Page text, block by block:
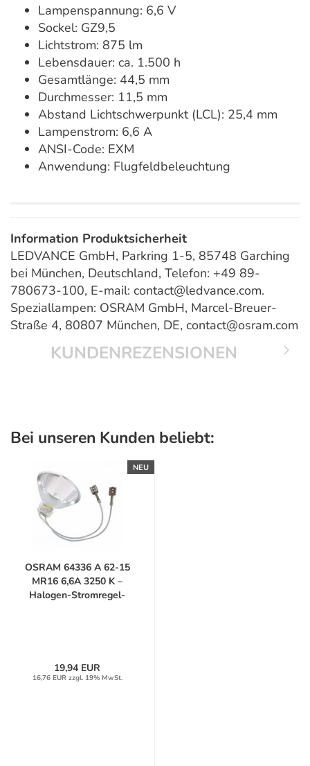
Lampenspannung: 6,6 V
Sockel: GZ9,5
Lichtstrom: 875 lm
Lebensdauer: ca. 1.500 h
Gesamtlänge: 44,5 mm
Durchmesser: 11,5 mm
Abstand Lichtschwerpunkt (LCL): 25,4 mm
Lampenstrom: 6,6 A
ANSI-Code: EXM
Anwendung: Flugfeldbeleuchtung
Information Produktsicherheit
LEDVANCE GmbH, Parkring 1-5, 85748 Garching
bei München, Deutschland, Telefon: +49 89-
780673-100, E-mail: contact@ledvance.com.
Speziallampen: OSRAM GmbH, Marcel-Breuer-
Straße 4, 80807 München, DE, contact@osram.com
KUNDENREZENSIONEN
Bei unseren Kunden beliebt:
NEU
OSRAM 64336 A 62-15
MR16 6,6A 3250 K –
Halogen-Stromregel-
19,94 EUR
16,76 EUR zzgl. 19% MwSt.